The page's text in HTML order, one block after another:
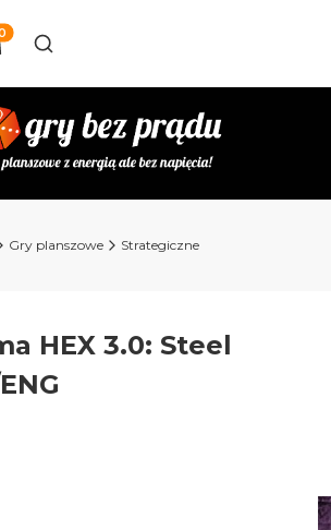
w koszyku: 0. Zobacz szczegóły
Otwórz wyszukiwarkę
Gry planszowe Strategiczne
HEX 3.0: Steel